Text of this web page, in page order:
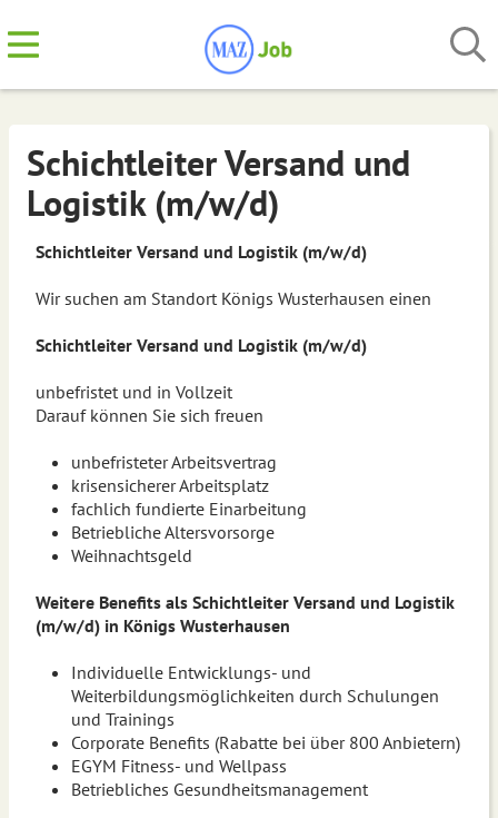
Schichtleiter Versand und
Logistik (m/w/d)
Schichtleiter Versand und Logistik (m/w/d)
Wir suchen am Standort Königs Wusterhausen einen
Schichtleiter Versand und Logistik (m/w/d)
unbefristet und in Vollzeit
Darauf können Sie sich freuen
unbefristeter Arbeitsvertrag
krisensicherer Arbeitsplatz
fachlich fundierte Einarbeitung
Betriebliche Altersvorsorge
Weihnachtsgeld
Weitere Benefits als Schichtleiter Versand und Logistik
(m/w/d) in Königs Wusterhausen
Individuelle Entwicklungs- und
Weiterbildungsmöglichkeiten durch Schulungen
und Trainings
Corporate Benefits (Rabatte bei über 800 Anbietern)
EGYM Fitness- und Wellpass
Betriebliches Gesundheitsmanagement